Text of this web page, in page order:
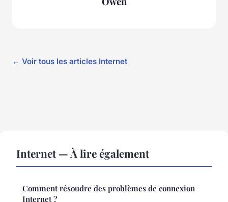
← Voir tous les articles Internet
Internet — À lire également
Comment résoudre des problèmes de connexion
Internet ?